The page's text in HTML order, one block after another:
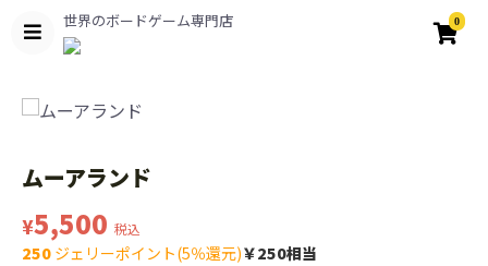
世界のボードゲーム専門店 0
ムーアランド
¥5,500 税込
250 ジェリーポイント(5％還元)￥250相当